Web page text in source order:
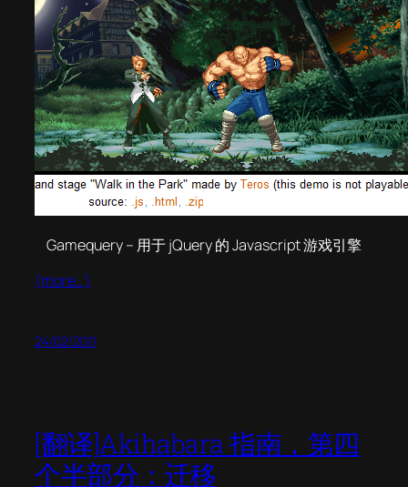
Gamequery – 用于 jQuery 的 Javascript 游戏引擎
(more…)
24/02/2011
[翻译]Akihabara 指南，第四
个半部分：迁移